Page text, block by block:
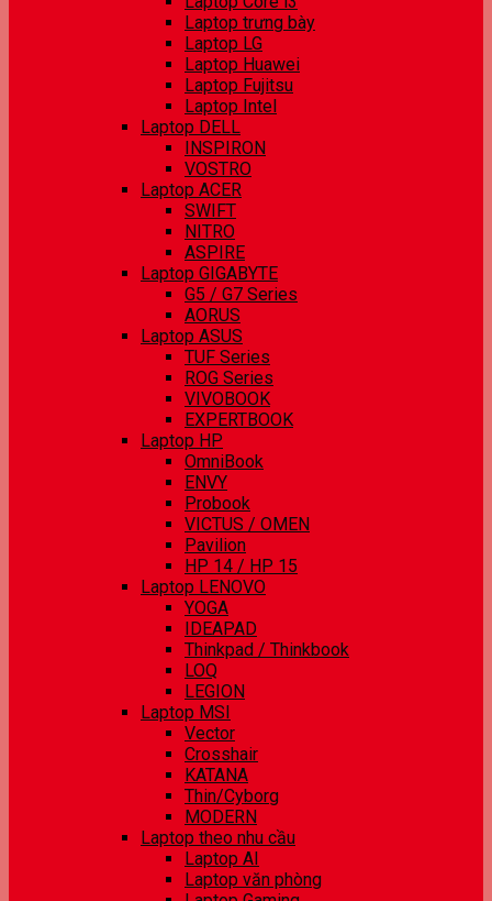
Laptop trưng bày
Laptop LG
Laptop Huawei
Laptop Fujitsu
Laptop Intel
Laptop DELL
INSPIRON
VOSTRO
Laptop ACER
SWIFT
NITRO
ASPIRE
Laptop GIGABYTE
G5 / G7 Series
AORUS
Laptop ASUS
TUF Series
ROG Series
VIVOBOOK
EXPERTBOOK
Laptop HP
OmniBook
ENVY
Probook
VICTUS / OMEN
Pavilion
HP 14 / HP 15
Laptop LENOVO
YOGA
IDEAPAD
Thinkpad / Thinkbook
LOQ
LEGION
Laptop MSI
Vector
Crosshair
KATANA
Thin/Cyborg
MODERN
Laptop theo nhu cầu
Laptop AI
Laptop văn phòng